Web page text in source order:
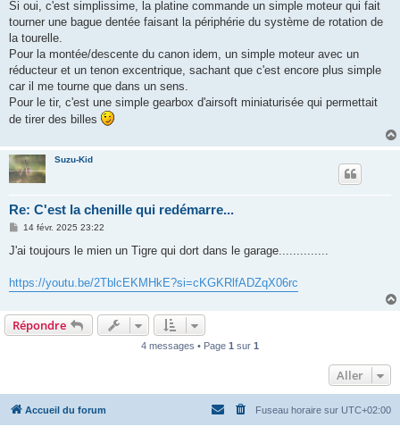
g
Si oui, c'est simplissime, la platine commande un simple moteur qui fait
tourner une bague dentée faisant la périphérie du système de rotation de
la tourelle.
Pour la montée/descente du canon idem, un simple moteur avec un
réducteur et un tenon excentrique, sachant que c'est encore plus simple
car il me tourne que dans un sens.
Pour le tir, c'est une simple gearbox d'airsoft miniaturisée qui permettait
de tirer des billes
Suzu-Kid
Re: C'est la chenille qui redémarre...
M
s
g
e
14 févr. 2025 23:22
J'ai toujours le mien un Tigre qui dort dans le garage..............
https://youtu.be/2TblcEKMHkE?si=cKGKRlfADZqX06rc
Répondre
4 messages • Page 1 sur 1
Aller
Accueil du forum Fuseau horaire sur UTC+02:00